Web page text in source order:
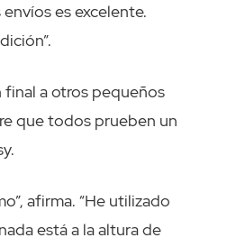
es excelente.
a otros pequeños
que todos prueben un
afirma. “He utilizado
está a la altura de